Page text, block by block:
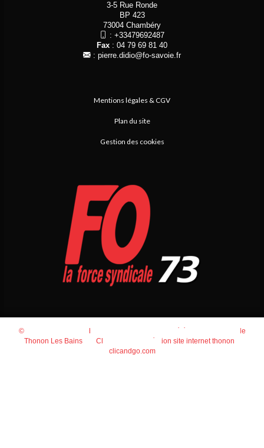
3-5 Rue Ronde
BP 423
73004 Chambéry
: +33479692487
Fax : 04 79 69 81 40
: pierre.didio@fo-savoie.fr
Mentions légales & CGV
Plan du site
Gestion des cookies
© 2026 Agence Web Thonon Les Bains
Référencement Google
Thonon Les Bains
Clic And Go
création site internet thonon
clicandgo.com